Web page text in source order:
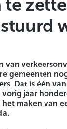
te
van
gemeenten
Dat is één
vorig jaar
maken van